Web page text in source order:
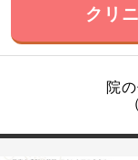
クリ
院